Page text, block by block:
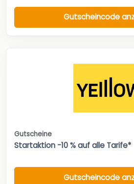
Gutscheincode
Gutscheine
Startaktion -10 % auf alle Tarife*
Gutscheincode